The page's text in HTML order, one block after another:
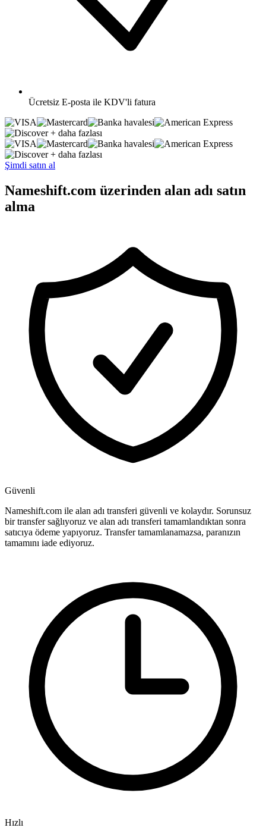
Ücretsiz E-posta ile KDV'li fatura
+ daha fazlası
+ daha fazlası
Şimdi satın al
Nameshift.com üzerinden alan adı satın
alma
Güvenli
Nameshift.com ile alan adı transferi güvenli ve kolaydır. Sorunsuz
bir transfer sağlıyoruz ve alan adı transferi tamamlandıktan sonra
satıcıya ödeme yapıyoruz. Transfer tamamlanamazsa, paranızın
tamamını iade ediyoruz.
Hızlı